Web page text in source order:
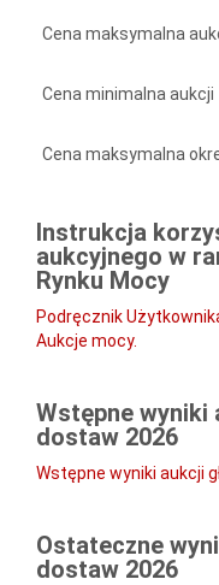
Cena maksymalna
Cena minimalna aukcji
Cena maksymalna
Instrukcja
aukcyjnego w
Rynku Mocy
Podręcznik
Aukcje mocy.
Wstępne wyniki
dostaw 2026
Wstępne wyniki aukcji
Ostateczne
dostaw 2026